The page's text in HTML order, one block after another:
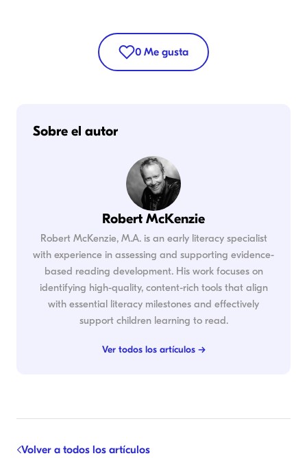
0 Me gusta
Sobre el autor
Robert McKenzie
Robert McKenzie, M.A. is an early literacy specialist
with experience in assessing and supporting evidence-
based reading development. His work focuses on
identifying high-quality, content-rich tools that align
with essential literacy milestones and effectively
support children learning to read.
Ver todos los artículos →
Volver a todos los artículos